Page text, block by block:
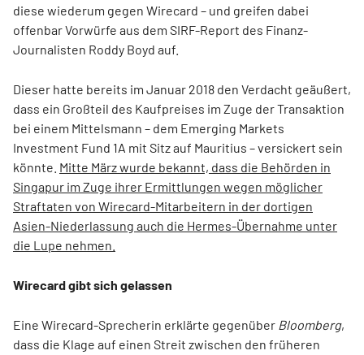
diese wiederum gegen Wirecard – und greifen dabei
offenbar Vorwürfe aus dem SIRF-Report des Finanz-
Journalisten Roddy Boyd auf.
Dieser hatte bereits im Januar 2018 den Verdacht geäußert,
dass ein Großteil des Kaufpreises im Zuge der Transaktion
bei einem Mittelsmann – dem Emerging Markets
Investment Fund 1A mit Sitz auf Mauritius – versickert sein
könnte. Mitte März wurde bekannt, dass die Behörden in
Singapur im Zuge ihrer Ermittlungen wegen möglicher
Straftaten von Wirecard-Mitarbeitern in der dortigen
Asien-Niederlassung auch die Hermes-Übernahme unter
die Lupe nehmen.
Wirecard gibt sich gelassen
Eine Wirecard-Sprecherin erklärte gegenüber Bloomberg,
dass die Klage auf einen Streit zwischen den früheren